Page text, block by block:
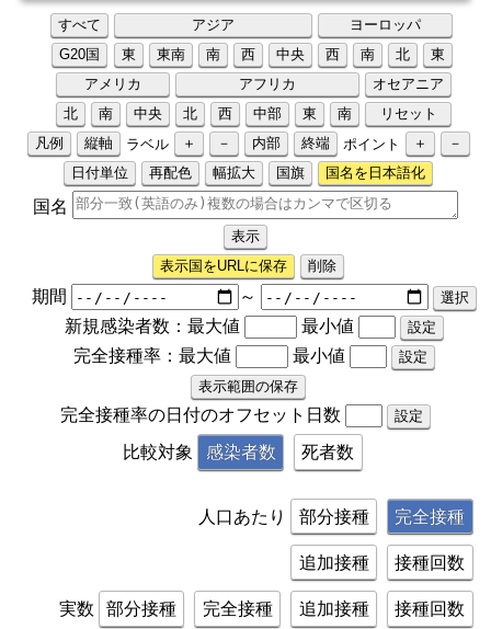
すべて
G20国
アジア
東
東南 南 西 中央
ヨーロッパ
西
南 北
東
アメリカ
北
南 中央
アフリカ
北
西 中部 東 南
オセアニア
リセット
凡例
縦軸 ラベル ＋ － 内部 終端 ポイント ＋
－
日付単位
再配色 幅拡大 国旗 国名を日本語化
国名
表示国をURLに保存 削除
期間
～
新規感染者数 ：最大値
最小値
完全接種率：最大値 最小値
表示範囲の保存
完全接種率の日付のオフセット日数
比較対象
感染者数 死者数
人口あたり 部分接種
完全接種
追加接種
接種回数
実数 部分接種 完全接種 追加接種 接種回数